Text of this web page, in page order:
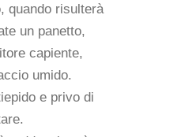
quando risulterà
un panetto,
capiente,
umido.
e privo di